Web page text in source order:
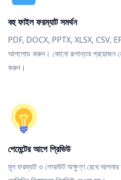
বহু ফাইল ফরম্যাট সমর্থন
PDF, DOCX, PPTX, XLSX, CSV,
আপলোড করুন। কোনো রূপান্তর প্রয়োজন
করুন।
পেমেন্টের আগে প্রিভিউ
মূল ফরম্যাট ও লেআউট অক্ষুণ্ণ রেখে আপনার